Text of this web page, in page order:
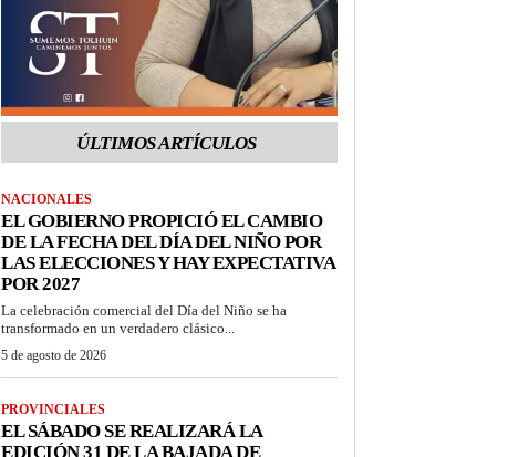
ÚLTIMOS ARTÍCULOS
NACIONALES
EL GOBIERNO PROPICIÓ EL CAMBIO
DE LA FECHA DEL DÍA DEL NIÑO POR
LAS ELECCIONES Y HAY EXPECTATIVA
POR 2027
La celebración comercial del Día del Niño se ha
transformado en un verdadero clásico...
5 de agosto de 2026
PROVINCIALES
EL SÁBADO SE REALIZARÁ LA
EDICIÓN 31 DE LA BAJADA DE